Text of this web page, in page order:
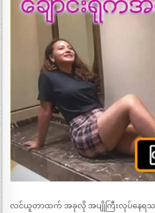
လင်ယူတာထက် အခုလို အပျိုကြီးလုပ်နေရ